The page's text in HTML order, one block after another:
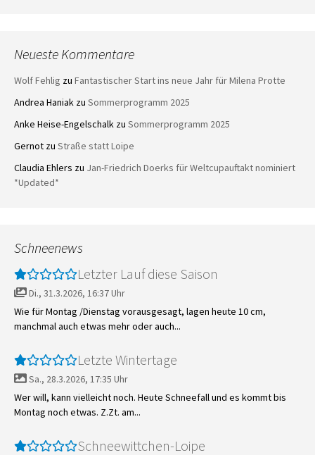
Neueste Kommentare
Wolf Fehlig zu Fantastischer Start ins neue Jahr für Milena Protte
Andrea Haniak zu Sommerprogramm 2025
Anke Heise-Engelschalk zu Sommerprogramm 2025
Gernot zu Straße statt Loipe
Claudia Ehlers zu Jan-Friedrich Doerks für Weltcupauftakt nominiert
*Updated*
Schneenews
Letzter Lauf diese Saison
Di., 31.3.2026, 16:37 Uhr
Wie für Montag /Dienstag vorausgesagt, lagen heute 10 cm,
manchmal auch etwas mehr oder auch...
Letzte Wintertage
Sa., 28.3.2026, 17:35 Uhr
Wer will, kann vielleicht noch. Heute Schneefall und es kommt bis
Montag noch etwas. Z.Zt. am...
Schneewittchen-Loipe